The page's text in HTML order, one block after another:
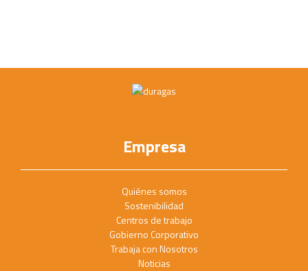
Empresa
Quiénes somos
Sostenibilidad
Centros de trabajo
Gobierno Corporativo
Trabaja con Nosotros
Noticias